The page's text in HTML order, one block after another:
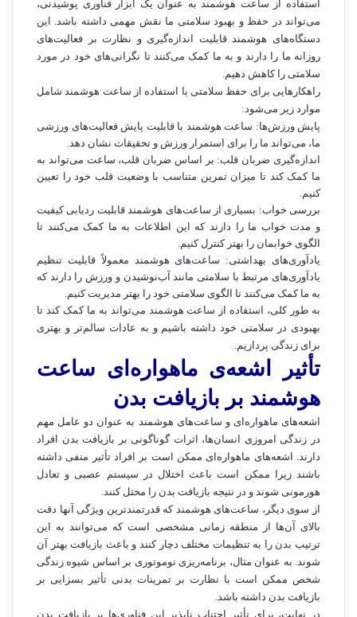
استفاده از ساعت هوشمند به عنوان یک ابزار فناوری پوشیدنی،
می‌تواند در حفظ و بهبود سلامتی ما نقش مهمی داشته باشد. این
دستگاه‌های هوشمند قابلیت اندازه‌گیری و نظارت بر فعالیت‌های
روزانه ما را دارند و به ما کمک می‌کنند تا نگرانی‌های خود در مورد
سلامتی را کاهش دهیم.
راهکارهایی برای حفظ سلامتی با استفاده از ساعت هوشمند شامل
موارد زیر می‌شود:
پایش ورزش‌ها: ساعت هوشمند با قابلیت پایش فعالیت‌های ورزشی
ما، می‌تواند ما را برای استمرار ورزش و تحقیقات نشان دهد.
اندازه‌گیری ضربان قلب: بر اساس ضربان قلب، ساعت می‌تواند به
ما کمک کند تا میزان تمرین متناسب با وضعیت قلب خود را تعیین
کنیم.
بررسی خواب: بسیاری از ساعت‌های هوشمند قابلیت ردیابی کیفیت
و مدت خواب ما را دارند که این اطلاعات به ما کمک می‌کنند تا
الگوی خوابمان را بهتر کنترل کنیم.
یادآوری‌های بهداشتی: ساعت‌های هوشمند معمولاً قابلیت تنظیم
یادآوری‌های مرتبط با سلامتی مانند آب‌نوشیدن و ورزش را دارند که
به ما کمک می‌کنند تا الگوی سلامتی خود را بهتر مدیریت کنیم.
به طور کلی، استفاده از ساعت هوشمند می‌تواند به ما کمک کند تا
بهبودی در سلامتی خود داشته باشیم و به عادات سالم‌تر و بهتری
برای زندگی پردازیم.
تأثیر اشعه‌ی ماهواره‌ای ساعت
هوشمند بر بازیافت بدن
اشعه‌های ماهواره‌ای و ساعت‌های هوشمند به عنوان دو عامل مهم
در زندگی امروزی انسان‌ها، اثرات گوناگونی بر بازیافت بدن افراد
دارند. اشعه‌های ماهواره‌ای ممکن است بر افراد تأثیر منفی داشته
باشند زیرا ممکن است باعث اختلال در سیستم عصبی و تعادل
هورمونی شوند و در نتیجه بازیافت بدن را مختل کنند.
از سوی دیگر، ساعت‌های هوشمند که قدرتمندترین ویژگی آنها دقت
بالای آن‌ها از منطقه زمانی مشخصی است که می‌توانند به این
ترتیب بدن را به تنظیمات مختلف دچار کنند و باعث بازیافت بهتر آن
شوند. به عنوان مثال، برنامه‌ریزی نوموتوری بر اساس شیوه زندگی
شخص ممکن است با نظارت بر تمرینات بدنی تأثیر بسزایی بر
بازیافت بدن داشته باشد.
در نهایت، برای تأثیر اجتناب ناپذیر این فناوری‌ها بر بازیافت بدن